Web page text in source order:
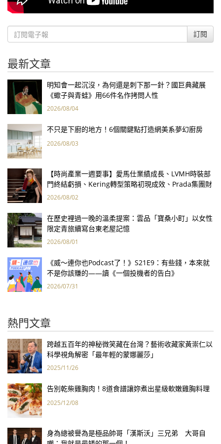
訂閱
最新文章
明知會一起沉沒，為何還是刺下那一針？國巨典藏展
《蠍子與青蛙》用66件名作拷問人性
2026/08/04
不只是下廚的地方！6個關鍵點打造網美系夢幻廚房
2026/08/03
【時尚產業一週要事】愛馬仕業績成長、LVMH時裝部
門終結虧損、Kering轉型策略初現成效、Prada集團財
報亮眼
2026/08/02
在歷史裡過一晚的溫柔提案：雲品「寶桑小町」以女性
限定青旅續寫台東老屋記憶
2026/08/01
《威～連你也Podcast了！》S21E9：有些錢，本來就
不是你該賺的——讀《一個投機者的告白》
2026/07/31
熱門文章
跨越五百年的神秘微笑藏在台灣？藝術收藏家黃崇仁以
科學視角解密「最年輕的蒙娜麗莎」
2025/11/26
告別乾柴雞胸肉！8道食譜讓妳煮出星級軟嫩雞胸料理
2025/12/08
身為總被譽為是極品帥哥「漢斯沃」三兄弟 大哥自